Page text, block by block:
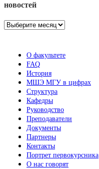
новостей
Архив
О факультете
FAQ
История
МШЭ МГУ в цифрах
Структура
Кафедры
Руководство
Преподаватели
Документы
Партнеры
Контакты
Портрет первокурсника
О нас говорят